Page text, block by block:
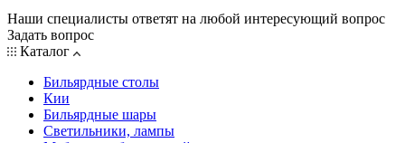
Наши специалисты ответят на любой интересующий вопрос
Задать вопрос
Каталог
Бильярдные столы
Кии
Бильярдные шары
Светильники, лампы